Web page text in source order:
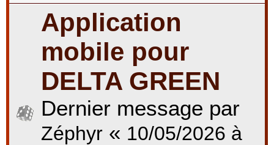
Application
mobile pour
DELTA GREEN
Dernier message par
Zéphyr « 10/05/2026 à